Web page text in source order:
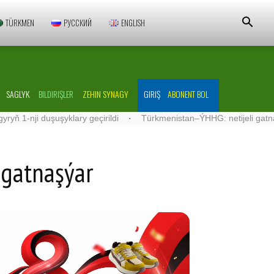
TÜRKMEN РУССКИЙ ENGLISH
SAGLYK BILDIRIŞLER ZEHIN SYNAGY GIRIŞ ABONENT BOL
geçirildi · Türkmenistan–ÝHHG: netijeli gatnaşyklar